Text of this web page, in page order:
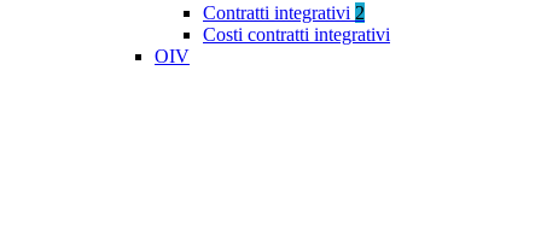
Contratti integrativi 2
Costi contratti integrativi
OIV